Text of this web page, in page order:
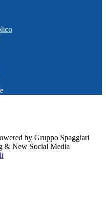
by Gruppo Spaggiari
& New Social Media